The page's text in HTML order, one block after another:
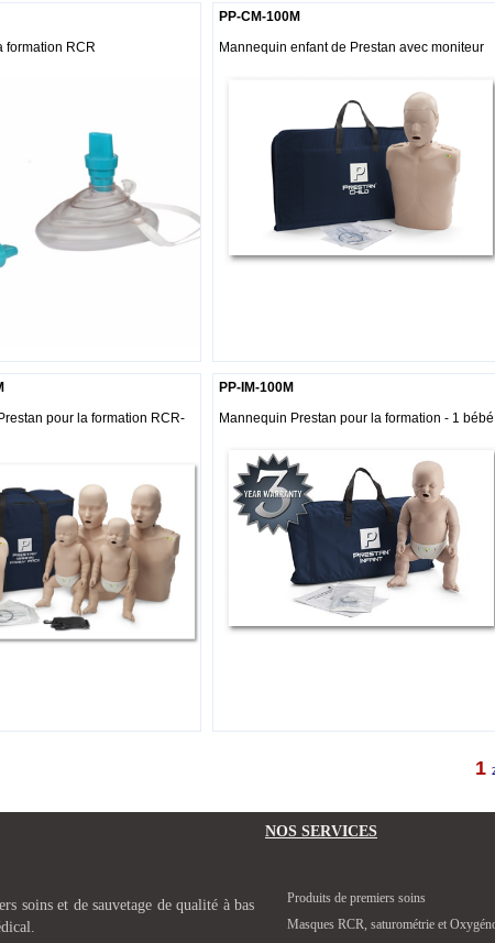
formation RCR
PP-CM-100M
Mannequin enfant de Prestan avec moniteur
pour la formation RCR-
PP-IM-100M
Mannequin Prestan pour la formation - 1 bébé
1
soins et de sauvetage de qualité à bas
NOS SERVICES
Produits de premiers soins
Masques RCR, saturométrie et